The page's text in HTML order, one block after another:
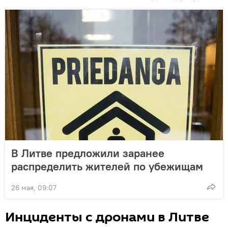
В Литве предложили заранее
распределить жителей по убежищам
26 мая, 09:07
Инциденты c дронами в Литве